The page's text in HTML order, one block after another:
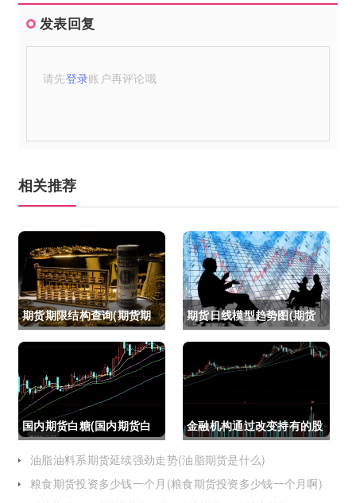
发表回复
请先登录账户再评论哦
相关推荐
期货期限结构查询(期货期
限结构)
期货日线模型趋势图(期货
日线模型趋势图怎么看)
国内期货白糖(国内期货白
糖合约是怎么交割)
金融机构通过改变持有的股
指期货合约(股指期货合约
最长持有多久)
油脂油料系期货延续强劲走势(油脂期货是什么)
粮食期货投资多少钱一个月(粮食期货投资多少钱一个月啊)